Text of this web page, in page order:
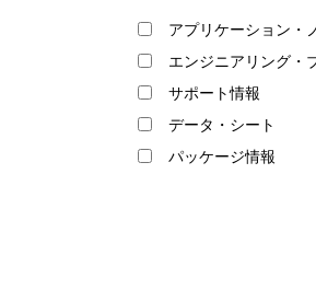
アプリケーション・
エンジニアリング・
サポート情報
データ・シート
パッケージ情報